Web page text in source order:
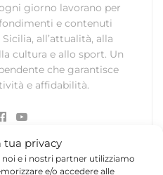
tua privacy
e i nostri partner utilizziamo
e/o accedere alle
giorno lavorano per
e contenuti
all’attualità, alla
cultura e allo sport. Un
che garantisce
e affidabilità.